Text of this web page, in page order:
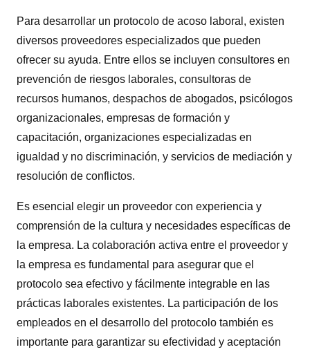
Para desarrollar un protocolo de acoso laboral, existen
diversos proveedores especializados que pueden
ofrecer su ayuda. Entre ellos se incluyen consultores en
prevención de riesgos laborales, consultoras de
recursos humanos, despachos de abogados, psicólogos
organizacionales, empresas de formación y
capacitación, organizaciones especializadas en
igualdad y no discriminación, y servicios de mediación y
resolución de conflictos.
Es esencial elegir un proveedor con experiencia y
comprensión de la cultura y necesidades específicas de
la empresa. La colaboración activa entre el proveedor y
la empresa es fundamental para asegurar que el
protocolo sea efectivo y fácilmente integrable en las
prácticas laborales existentes. La participación de los
empleados en el desarrollo del protocolo también es
importante para garantizar su efectividad y aceptación